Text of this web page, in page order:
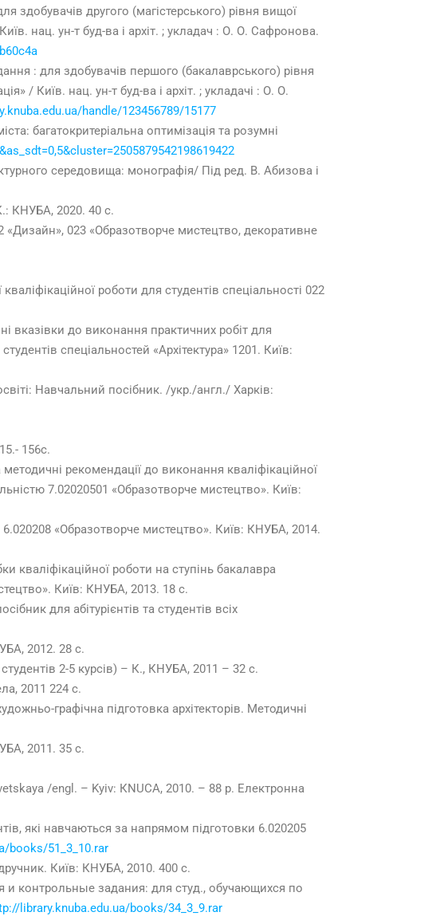
здобувачів другого (магістерського) рівня вищої
нац. ун-т буд-ва і архіт. ; укладач : О. О. Сафронова.
: для здобувачів першого (бакалаврського) рівня
/ Київ. нац. ун-т буд-ва і архіт. ; укладачі : О. О.
handle/123456789/15177
багатокритеріальна оптимізація та розумні
середовища: монографія/ Під ред. В. Абизова і
КНУБА, 2020. 40 с.
«Дизайн», 023 «Образотворче мистецтво, декоративне
роботи для студентів спеціальності 022
до виконання практичних робіт для
спеціальностей «Архітектура» 1201. Київ:
Навчальний посібник. /укр./англ./ Харків:
156с.
рекомендації до виконання кваліфікаційної
7.02020501 «Образотворче мистецтво». Київ:
6.020208 «Образотворче мистецтво». Київ: КНУБА, 2014.
роботи на ступінь бакалавра
Київ: КНУБА, 2013. 18 с.
для абітурієнтів та студентів всіх
2012. 28 с.
2-5 курсів) – К., КНУБА, 2011 – 32 с.
2011 224 с.
графічна підготовка архітекторів. Методичні
2011. 35 с.
/engl. – Kyiv: КNUСA, 2010. – 88 p. Електронна
які навчаються за напрямом підготовки 6.020205
books/51_3_10.rar
Київ: КНУБА, 2010. 400 с.
и контрольные задания: для студ., обучающихся по
library.knuba.edu.ua/books/34_3_9.rar